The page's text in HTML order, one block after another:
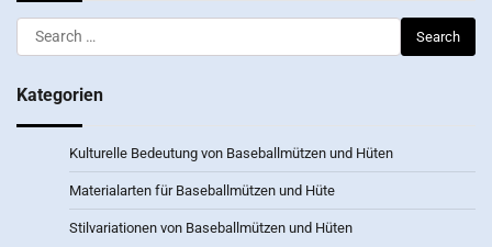
Search
for:
Kategorien
Kulturelle Bedeutung von Baseballmützen und Hüten
Materialarten für Baseballmützen und Hüte
Stilvariationen von Baseballmützen und Hüten